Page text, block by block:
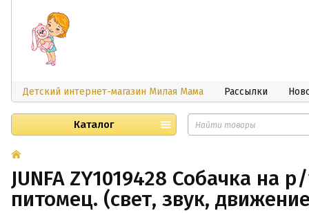
Детский интернет-магазин Милая Мама Рассылки
Каталог
JUNFA ZY1019428 Собачка на
питомец. (свет, звук,